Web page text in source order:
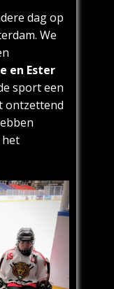
dag op
We
en Ester
sport een
ontzettend
het